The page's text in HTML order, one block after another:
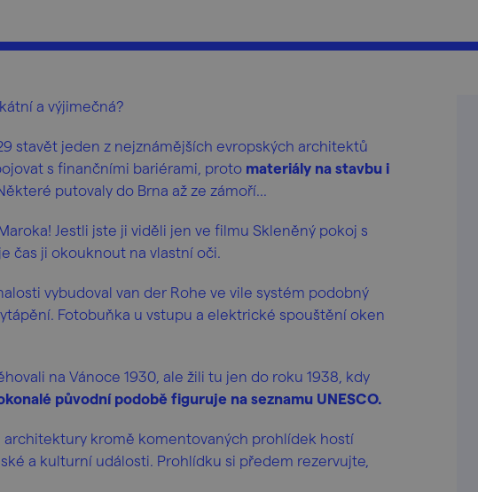
a výjimečná?
stavět jeden z nejznámějších evropských architektů
s finančními bariérami, proto materiály na stavbu i
putovaly do Brna až ze zámoří...
Jestli jste ji viděli jen ve filmu Skleněný pokoj s
čas ji okouknout na vlastní oči.
vybudoval van der Rohe ve vile systém podobný
Fotobuňka u vstupu a elektrické spouštění oken
na Vánoce 1930, ale žili tu jen do roku 1938, kdy
původní podobě figuruje na seznamu UNESCO.
kromě komentovaných prohlídek hostí
a kulturní události. Prohlídku si předem rezervujte,